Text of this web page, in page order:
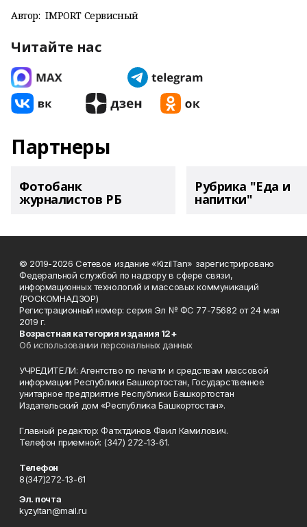
Автор: IMPORT Сервисный
Читайте нас
Партнеры
Фотобанк
журналистов РБ
Рубрика "Еда и
напитки"
© 2019-2026 Сетевое издание «KizilTan» зарегистрировано
Федеральной службой по надзору в сфере связи,
информационных технологий и массовых коммуникаций
(РОСКОМНАДЗОР)
Регистрационный номер: серия Эл № ФС 77-75682 от 24 мая
2019 г.
Возрастная категория издания 12+
Об использовании персональных данных
УЧРЕДИТЕЛИ: Агентство по печати и средствам массовой
информации Республики Башкортостан, Государственное
унитарное предприятие Республики Башкортостан
Издательский дом «Республика Башкортостан».
Главный редактор: Фатхтдинов Фаил Камилович.
Телефон приемной: (347) 272-13-61.
Телефон
8(347)272-13-61
Эл. почта
kyzyltan@mail.ru